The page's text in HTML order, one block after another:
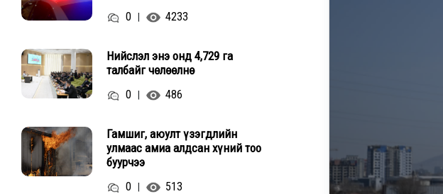
0 4233
Нийслэл энэ онд 4,729 га
талбайг чөлөөлнө
0 486
Гамшиг, аюулт үзэгдлийн
улмаас амиа алдсан хүний тоо
буурчээ
0 513